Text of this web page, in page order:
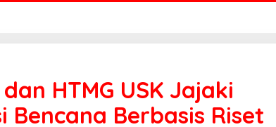
HTMG USK Jajaki
Bencana Berbasis Riset